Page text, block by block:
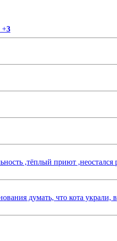
+3
,тёплый приют
думать, что кота украли,